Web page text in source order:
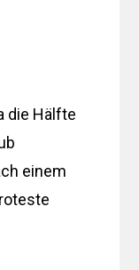
die Hälfte
einem